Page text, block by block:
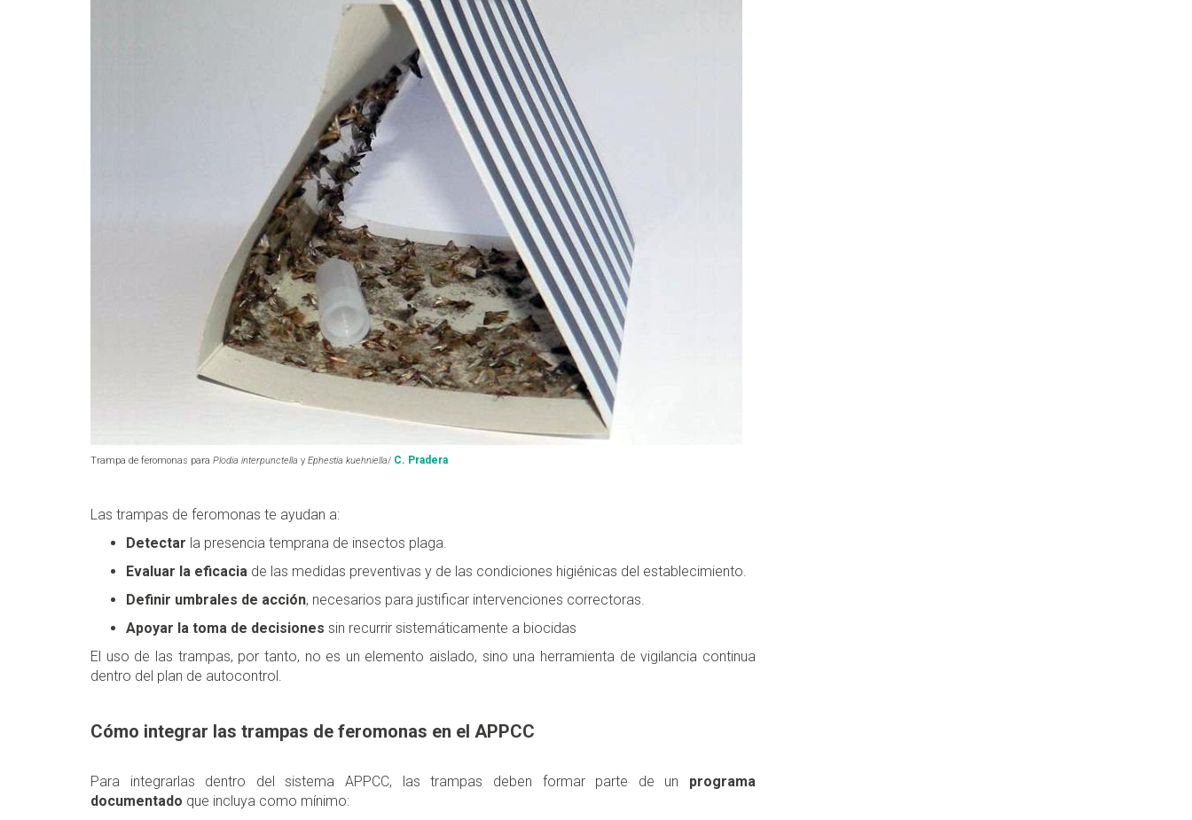
Trampa de feromonas para Plodia interpunctella y Ephestia kuehniella/ C. Pradera
Las trampas de feromonas te ayudan a:
Detectar la presencia temprana de insectos plaga.
Evaluar la eficacia de las medidas preventivas y de las condiciones higiénicas del establecimiento.
Definir umbrales de acción, necesarios para justificar intervenciones correctoras.
Apoyar la toma de decisiones sin recurrir sistemáticamente a biocidas
El uso de las trampas, por tanto, no es un elemento aislado, sino una herramienta de vigilancia continua
dentro del plan de autocontrol.
Cómo integrar las trampas de feromonas en el APPCC
Para integrarlas dentro del sistema APPCC, las trampas deben formar parte de un programa
documentado que incluya como mínimo: